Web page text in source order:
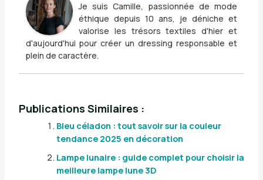
Je suis Camille, passionnée de mode
éthique depuis 10 ans, je déniche et
valorise les trésors textiles d'hier et
d'aujourd'hui pour créer un dressing responsable et
plein de caractère.
Publications Similaires :
Bleu céladon : tout savoir sur la couleur
tendance 2025 en décoration
Lampe lunaire : guide complet pour choisir la
meilleure lampe lune 3D